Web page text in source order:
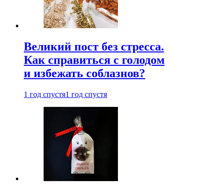
Великий пост без стресса.
Как справиться с голодом
и избежать соблазнов?
1 год спустя1 год спустя